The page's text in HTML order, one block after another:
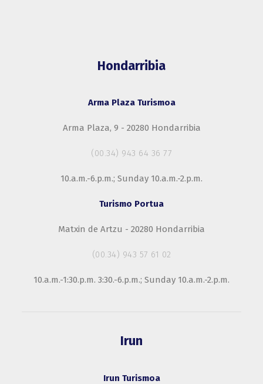
Hondarribia
Arma Plaza Turismoa
Arma Plaza, 9 - 20280 Hondarribia
(00.34) 943 64 36 77
10.a.m.-6.p.m.; Sunday 10.a.m.-2.p.m.
Turismo Portua
Matxin de Artzu - 20280 Hondarribia
(00.34) 943 57 61 02
10.a.m.-1:30.p.m. 3:30.-6.p.m.; Sunday 10.a.m.-2.p.m.
Irun
Irun Turismoa